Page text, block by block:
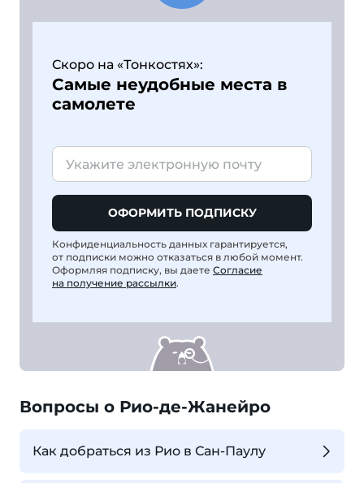
Скоро на «Тонкостях»:
Самые неудобные места в
самолете
ОФОРМИТЬ ПОДПИСКУ
Конфиденциальность данных гарантируется,
от подписки можно отказаться в любой момент.
Оформляя подписку, вы даете Согласие
на получение рассылки.
Вопросы о Рио-де-Жанейро
Как добраться из Рио в Сан-Паулу